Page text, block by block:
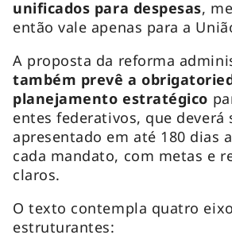
unificados para despesas,
então vale apenas para a
A proposta da reforma
também prevê a
planejamento estratégico
entes federativos, que deverá
apresentado em até 180 dias
cada mandato, com metas e
claros.
O texto contempla quatro
estruturantes: